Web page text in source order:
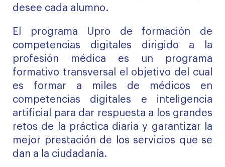
desee cada alumno.
El programa Upro de formación de
competencias digitales dirigido a la
profesión médica es un programa
formativo transversal el objetivo del cual
es formar a miles de médicos en
competencias digitales e inteligencia
artificial para dar respuesta a los grandes
retos de la práctica diaria y garantizar la
mejor prestación de los servicios que se
dan a la ciudadanía.